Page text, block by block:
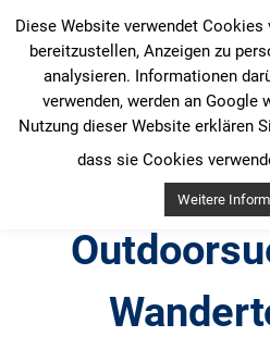
Inhalt
springen
Diese Website verwendet
bereitzustellen, Anzeigen zu
analysieren. Informationen
verwenden, werden an Google
Nutzung dieser Website erklären
dass sie Cookies
Weitere